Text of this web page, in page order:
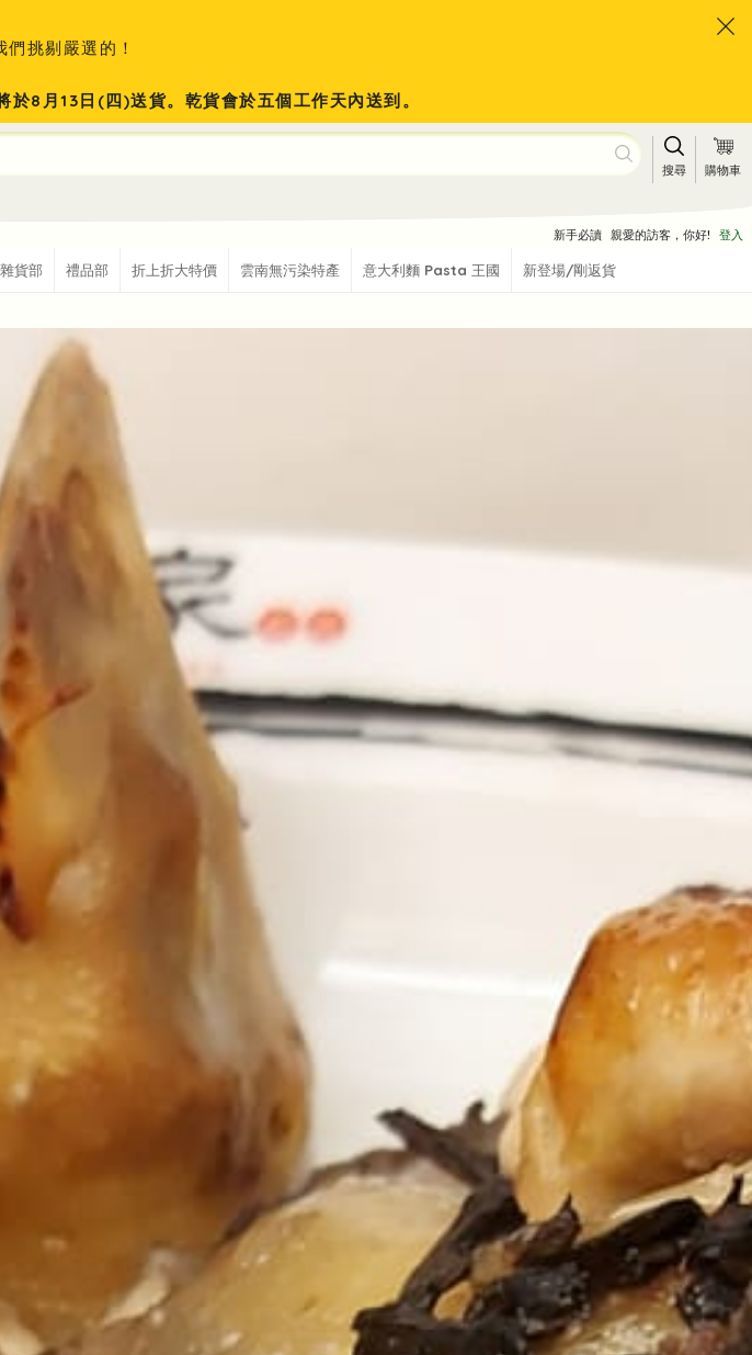
挑剔嚴選的！
8月13日(四)送貨。乾貨會於五個工作天內送到。
搜尋 購物車
新手必讀 親愛的訪客，你好! 登入
雜貨部 禮品部 折上折大特價 雲南無污染特產 意大利麵 Pasta 王國 新登場/剛返貨